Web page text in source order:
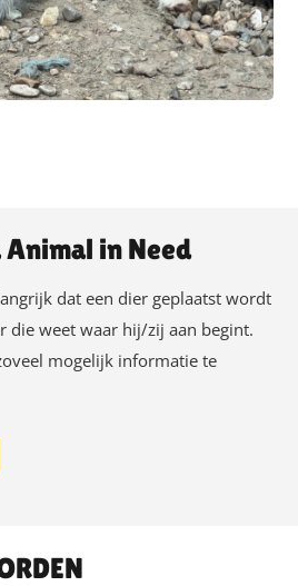
in Need
dat een dier geplaatst wordt
die weet waar hij/zij aan begint.
mogelijk informatie te